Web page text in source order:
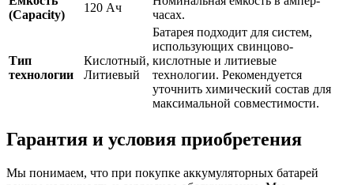
(Capacity)
120 Ач
часах.
Тип
технологии
Кислотный,
Литиевый
Батарея подходит для систем,
использующих свинцово-
кислотные и литиевые
технологии. Рекомендуется
уточнить химический состав для
максимальной совместимости.
Гарантия и условия приобретения
Мы понимаем, что при покупке аккумуляторных батарей